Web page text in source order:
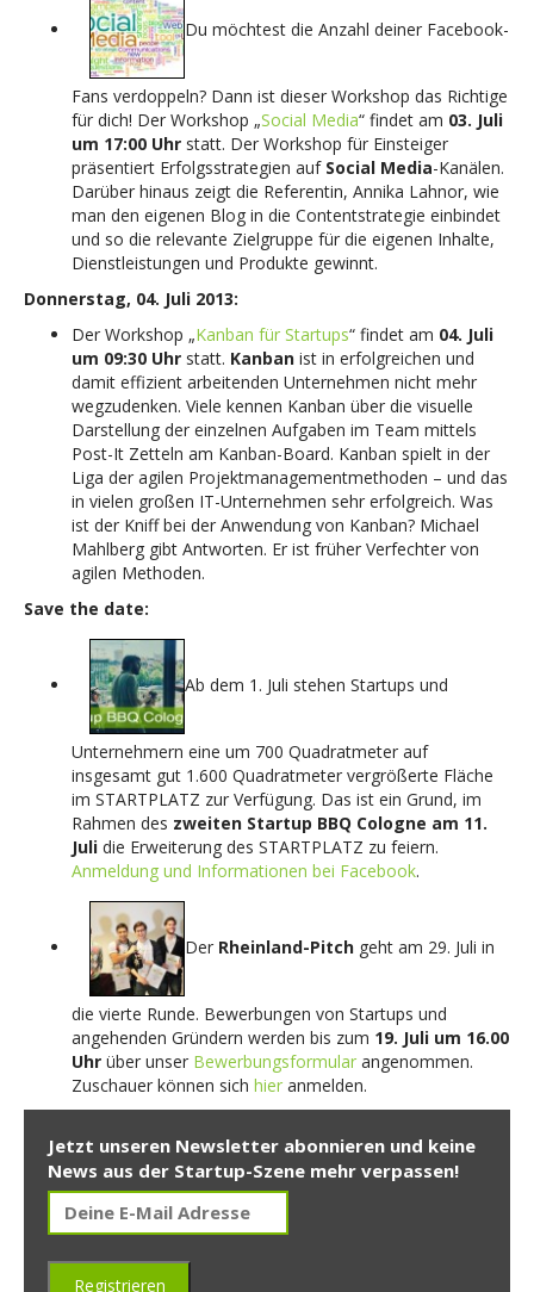
Du möchtest die Anzahl deiner Facebook-
Fans verdoppeln? Dann ist dieser Workshop das Richtige
für dich! Der Workshop „Social Media“ findet am 03. Juli
um 17:00 Uhr statt. Der Workshop für Einsteiger
präsentiert Erfolgsstrategien auf Social Media-Kanälen.
Darüber hinaus zeigt die Referentin, Annika Lahnor, wie
man den eigenen Blog in die Contentstrategie einbindet
und so die relevante Zielgruppe für die eigenen Inhalte,
Dienstleistungen und Produkte gewinnt.
Donnerstag, 04. Juli 2013:
Der Workshop „Kanban für Startups“ findet am 04. Juli
um 09:30 Uhr statt. Kanban ist in erfolgreichen und
damit effizient arbeitenden Unternehmen nicht mehr
wegzudenken. Viele kennen Kanban über die visuelle
Darstellung der einzelnen Aufgaben im Team mittels
Post-It Zetteln am Kanban-Board. Kanban spielt in der
Liga der agilen Projektmanagementmethoden – und das
in vielen großen IT-Unternehmen sehr erfolgreich. Was
ist der Kniff bei der Anwendung von Kanban? Michael
Mahlberg gibt Antworten. Er ist früher Verfechter von
agilen Methoden.
Save the date:
Ab dem 1. Juli stehen Startups und
Unternehmern eine um 700 Quadratmeter auf
insgesamt gut 1.600 Quadratmeter vergrößerte Fläche
im STARTPLATZ zur Verfügung. Das ist ein Grund, im
Rahmen des zweiten Startup BBQ Cologne am 11.
Juli die Erweiterung des STARTPLATZ zu feiern.
Anmeldung und Informationen bei Facebook.
Der Rheinland-Pitch geht am 29. Juli in
die vierte Runde. Bewerbungen von Startups und
angehenden Gründern werden bis zum 19. Juli um 16.00
Uhr über unser Bewerbungsformular angenommen.
Zuschauer können sich hier anmelden.
Jetzt unseren Newsletter abonnieren und keine
News aus der Startup-Szene mehr verpassen!